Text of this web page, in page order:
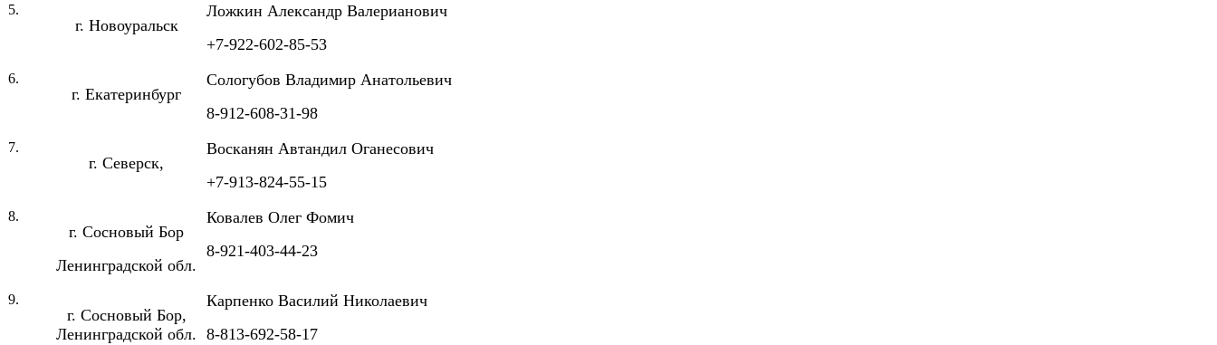
5.
г. Новоуральск
Ложкин Александр Валерианович
+7-922-602-85-53
6.
г. Екатеринбург
Сологубов Владимир Анатольевич
8-912-608-31-98
7.
г. Северск,
Восканян Автандил Оганесович
+7-913-824-55-15
8.
г. Сосновый Бор
Ленинградской обл.
Ковалев Олег Фомич
8-921-403-44-23
9.
г. Сосновый Бор,
Ленинградской обл.
Карпенко Василий Николаевич
8-813-692-58-17